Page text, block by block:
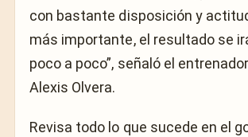
con bastante disposición y
más importante, el resultado se
poco a poco”, señaló el
Alexis Olvera.
Revisa todo lo que sucede en el